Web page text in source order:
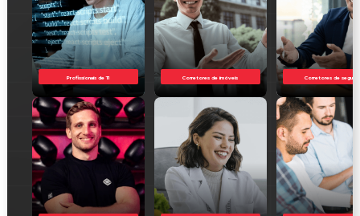
Profissionais de TI Corretores de imóveis Corretores de seguros